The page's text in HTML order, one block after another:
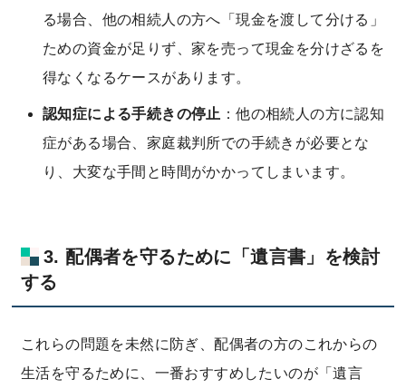
る場合、他の相続人の方へ「現金を渡して分ける」
ための資金が足りず、家を売って現金を分けざるを
得なくなるケースがあります。
認知症による手続きの停止 ：他の相続人の方に認知
症がある場合、家庭裁判所での手続きが必要とな
り、大変な手間と時間がかかってしまいます。
3. 配偶者を守るために「遺言書」を検討
する
これらの問題を未然に防ぎ、配偶者の方のこれからの
生活を守るために、一番おすすめしたいのが「遺言